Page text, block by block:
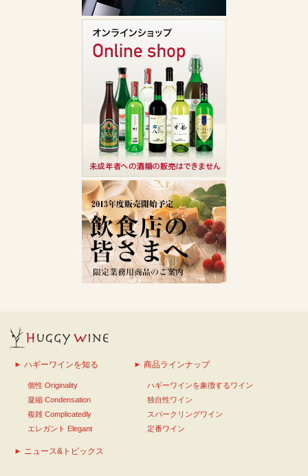
ハギーワインを知る
個性 Originality
凝縮 Condensation
複雑 Complicatedly
エレガント Elegant
商品ラインナップ
ハギーワインを象徴するワイン
独自性ワイン
スパークリングワイン
定番ワイン
ニュース&トピックス